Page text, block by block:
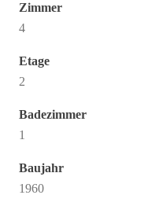
Zimmer
4
Etage
2
Badezimmer
1
Baujahr
1960